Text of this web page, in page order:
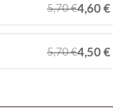
5,70€4,60€
5,70€4,50€